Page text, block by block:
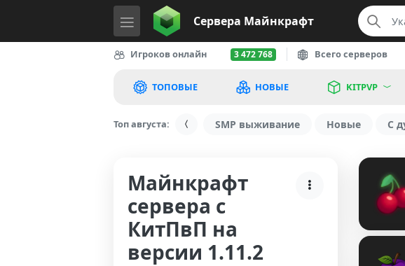
Сервера Майнкрафт
Игроков онлайн 3 472 768 Всего серверов
ТОПОВЫЕ НОВЫЕ KITPVP
Топ августа: SMP выживание Новые С
Майнкрафт
сервера с
КитПвП на
версии 1.11.2